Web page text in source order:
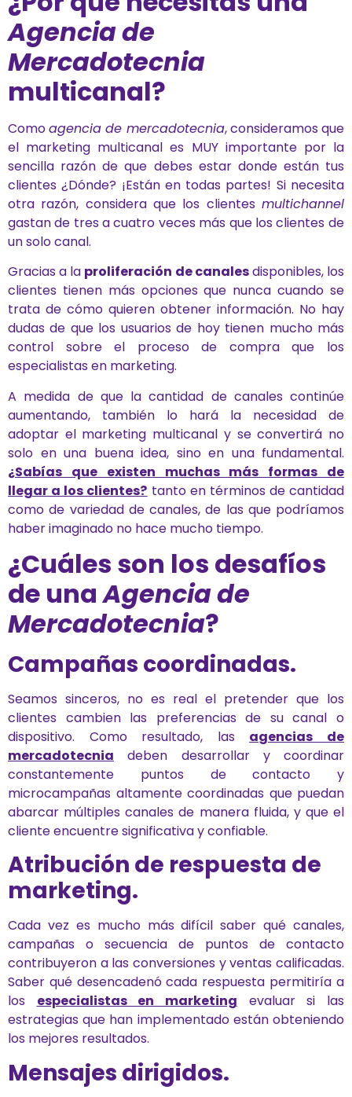
Agencia de
Mercadotecnia
multicanal?
Comoagencia de mercadotecnia, consideramos que
el marketing multicanal es MUY importante por la
sencilla razón de que debes estar donde están tus
clientes ¿Dónde? ¡Están en todas partes! Si necesita
otra razón, considera que los clientes multichannel
gastan de tres a cuatro veces más que los clientes de
un solo canal.
Gracias a la proliferación de canalesdisponibles, los
clientes tienen más opciones que nunca cuando se
trata de cómo quieren obtener información. No hay
dudas de que los usuarios de hoy tienen mucho más
control sobre el proceso de compra que los
especialistas en marketing.
A medida de que la cantidad de canales continúe
aumentando, también lo hará la necesidad de
adoptar el marketing multicanal y se convertirá no
solo en una buena idea, sino en una fundamental.
¿Sabías que existen muchas más formas de
llegar a los clientes? tanto en términos de cantidad
como de variedad de canales, de las que podríamos
haber imaginado no hace mucho tiempo.
¿Cuáles son los desafíos
de unaAgencia de
Mercadotecnia?
Campañas coordinadas.
Seamos sinceros, no es real el pretender que los
clientes cambien las preferencias de su canal o
dispositivo. Como resultado, las agencias de
mercadotecnia deben desarrollar y coordinar
constantemente puntos de contacto y
microcampañas altamente coordinadas que puedan
abarcar múltiples canales de manera fluida, y que el
cliente encuentre significativa y confiable.
Atribución de respuesta de
marketing.
Cada vez es mucho más difícil saber qué canales,
campañas o secuencia de puntos de contacto
contribuyeron a las conversiones y ventas calificadas.
Saber qué desencadenó cada respuesta permitiría a
los especialistas en marketing evaluar si las
estrategias que han implementado están obteniendo
los mejores resultados.
Mensajes dirigidos.